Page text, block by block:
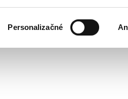
Personalizačné